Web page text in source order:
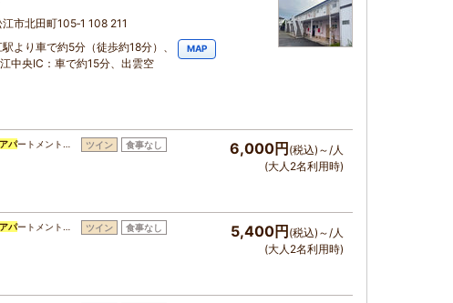
市北田町105‐1 108 211
より車で約5分（徒歩約18分）、
中央IC：車で約15分、出雲空
MAP
アパートメント… ツイン 食事なし 6,000円 (税込)～/人
(大人2名利用時)
アパートメント… ツイン 食事なし 5,400円 (税込)～/人
(大人2名利用時)